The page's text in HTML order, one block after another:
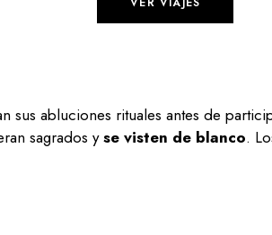
sus abluciones rituales antes de
sagrados yse visten de blanco.